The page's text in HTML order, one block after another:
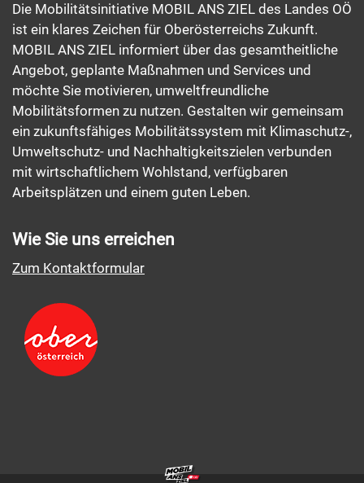
Die Mobilitätsinitiative MOBIL ANS ZIEL des Landes OÖ
ist ein klares Zeichen für Oberösterreichs Zukunft.
MOBIL ANS ZIEL informiert über das gesamtheitliche
Angebot, geplante Maßnahmen und Services und
möchte Sie motivieren, umweltfreundliche
Mobilitätsformen zu nutzen. Gestalten wir gemeinsam
ein zukunftsfähiges Mobilitätssystem mit Klimaschutz-,
Umweltschutz- und Nachhaltigkeitszielen verbunden
mit wirtschaftlichem Wohlstand, verfügbaren
Arbeitsplätzen und einem guten Leben.
Wie Sie uns erreichen
Zum Kontaktformular